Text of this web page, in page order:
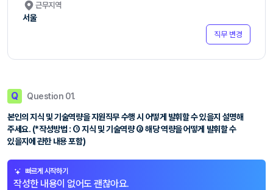
근무지역
서울
직무 변경
Q Question 01.
본인의 지식 및 기술역량을 지원직무 수행 시 어떻게 발휘할 수 있을지 설명해
주세요. (*작성방법 : ① 지식 및 기술역량 ② 해당 역량을 어떻게 발휘할 수
있을지에 관한 내용 포함)
빠르게 시작하기
작성한 내용이 없어도 괜찮아요.